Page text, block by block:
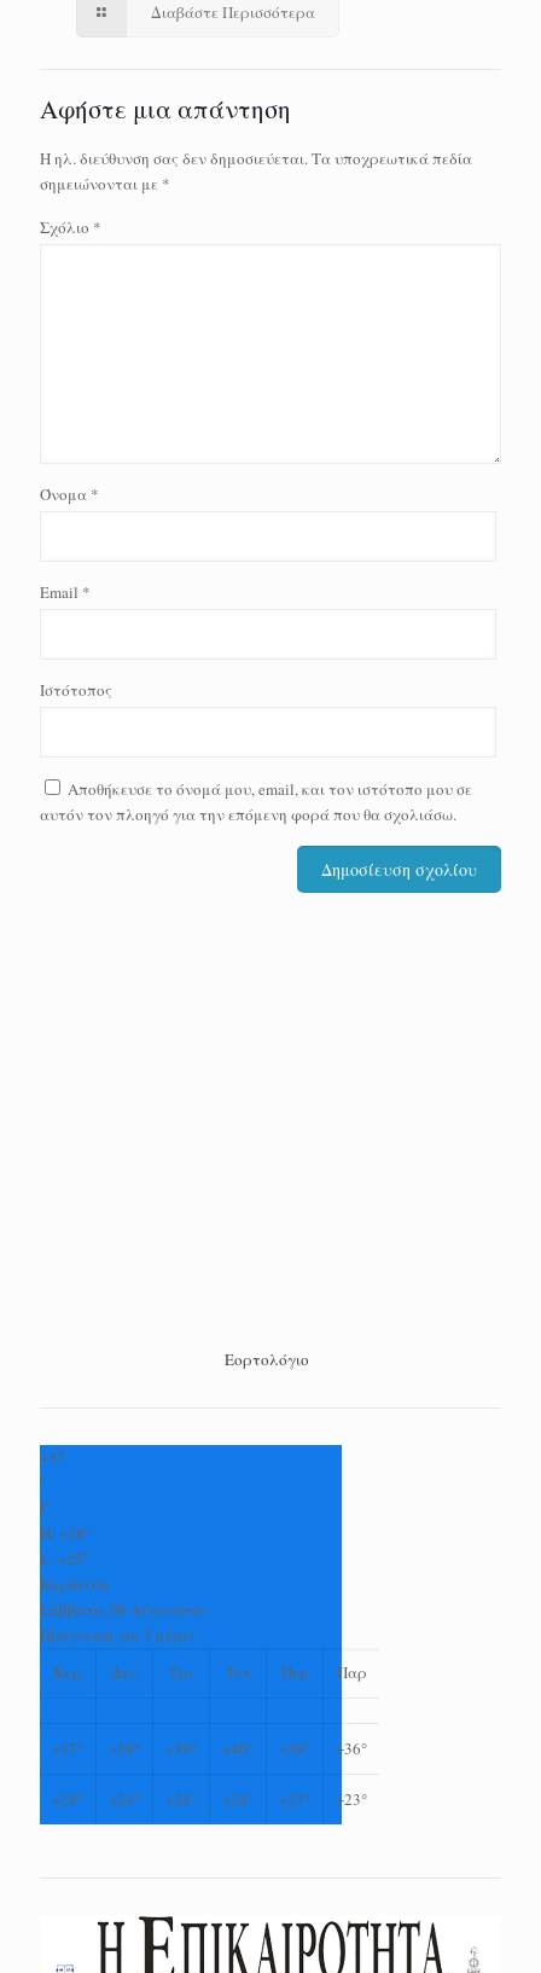
Διαβάστε Περισσότερα
Αφήστε μια απάντηση
Η ηλ. διεύθυνση σας δεν δημοσιεύεται.Τα υποχρεωτικά πεδία
σημειώνονται με *
Σχόλιο *
Όνομα *
Email *
Ιστότοπος
Αποθήκευσε το όνομά μου, email, και τον ιστότοπο μου σε
αυτόν τον πλοηγό για την επόμενη φορά που θα σχολιάσω.
Εορτολόγιο
+37
°
C
H: +38°
L: +25°
Καρδίτσα
Σάββατο, 08 Αύγουστος
Πρόγνωση για 7 μέρες
Κυρ
Δευ Τρι Τετ Πεμ Παρ
+37° +38° +39° +40° +38° +36°
+28° +24° +24° +24° +23° +23°